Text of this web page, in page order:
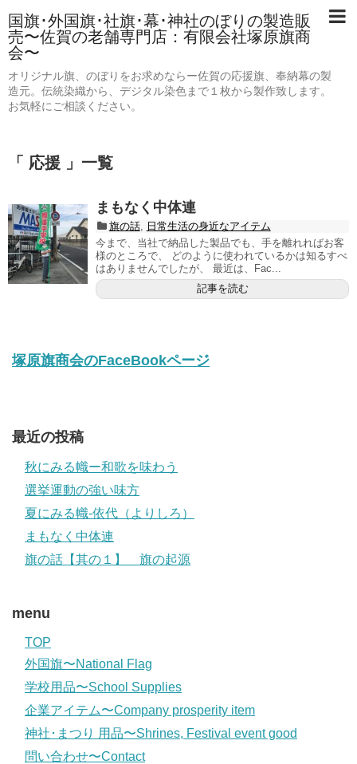
国旗･外国旗･社旗･幕･神社のぼりの製造販
売〜佐賀の老舗専門店：有限会社塚原旗商
会〜
オリジナル旗、のぼりをお求めならー佐賀の応援旗、奉納幕の製
造元。伝統染織から、デジタル染色まで１枚から製作致します。
お気軽にご相談ください。
「 応援 」一覧
まもなく中体連
旗の話,
日常生活の身近なアイテム
今まで、当社で納品した製品でも、手を離れればお客
様のところで、 どのように使われているかは知るすべ
はありませんでしたが、 最近は、Fac...
記事を読む
塚原旗商会のFaceBookページ
最近の投稿
秋にみる幟ー和歌を味わう
選挙運動の強い味方
夏にみる幟-依代（よりしろ）
まもなく中体連
旗の話【其の１】 旗の起源
menu
TOP
外国旗〜National Flag
学校用品〜School Supplies
企業アイテム〜Company prosperity item
神社･まつり 用品〜Shrines, Festival event good
問い合わせ〜Contact